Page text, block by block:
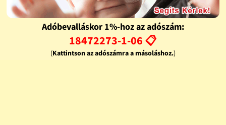
Adóbevalláskor 1%-hoz az adószám:
18472273-1-06 📋
(Kattintson az adószámra a másoláshoz.)